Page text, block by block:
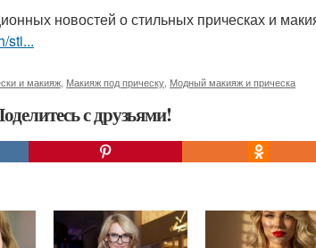
новостей о стильных прическах и
sti...
и макияж Макияж под прическу Модный макияж и прическа
с друзьями!